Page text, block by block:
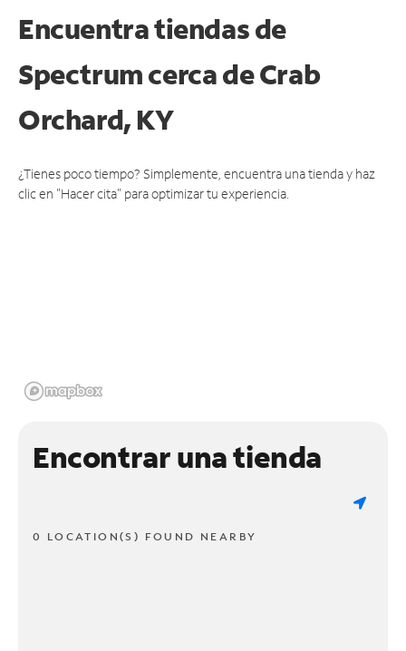
Encuentra tiendas de
Spectrum cerca deCrab
Orchard, KY
¿Tienes poco tiempo? Simplemente, encuentra una tienda y haz
clic en "Hacer cita" para optimizar tu experiencia.
Encontrar una tienda
0 LOCATION(S) FOUND NEARBY